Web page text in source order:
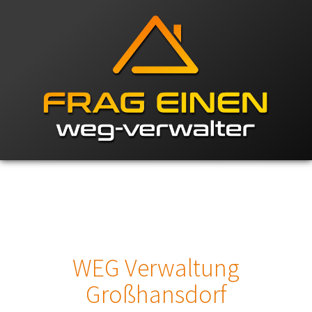
WEG Verwaltung
Großhansdorf